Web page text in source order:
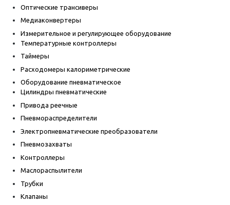
Оптические трансиверы
Медиаконвертеры
Измерительное и регулирующее оборудование
Температурные контроллеры
Таймеры
Расходомеры калориметрические
Оборудование пневматическое
Цилиндры пневматические
Привода реечные
Пневмораспределители
Электропневматические преобразователи
Пневмозахваты
Контроллеры
Маслораспылители
Трубки
Клапаны